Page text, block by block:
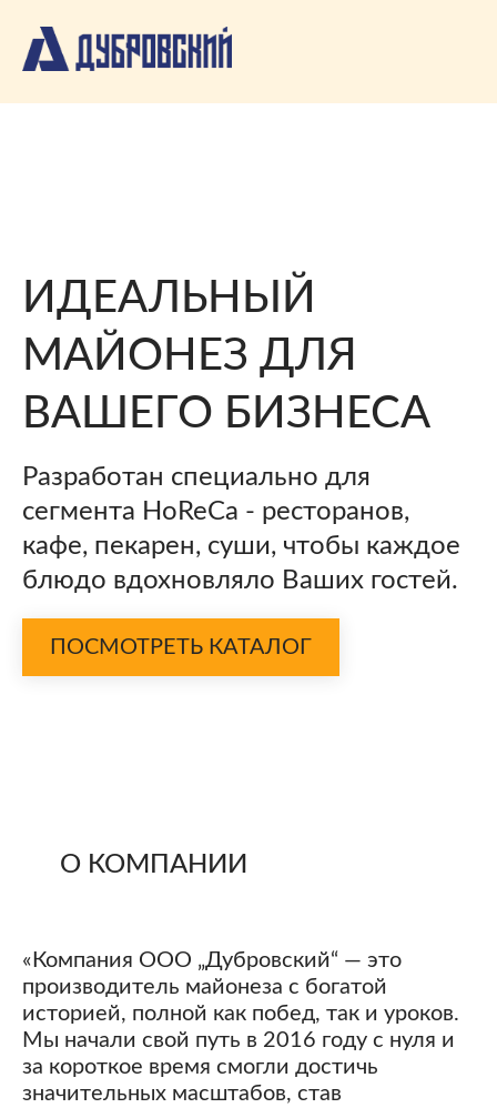
ИДЕАЛЬНЫЙ
МАЙОНЕЗ ДЛЯ
ВАШЕГО БИЗНЕСА
Разработан специально для
сегмента HoReCa - ресторанов,
кафе, пекарен, суши, чтобы каждое
блюдо вдохновляло Ваших гостей.
ПОСМОТРЕТЬ КАТАЛОГ
О КОМПАНИИ
«Компания ООО „Дубровский“ — это
производитель майонеза с богатой
историей, полной как побед, так и уроков.
Мы начали свой путь в 2016 году с нуля и
за короткое время смогли достичь
значительных масштабов, став